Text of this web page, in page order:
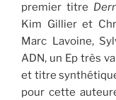
premier titre
Kim Gillier et
Marc Lavoine,
ADN, un Ep très
et titre
pour cette